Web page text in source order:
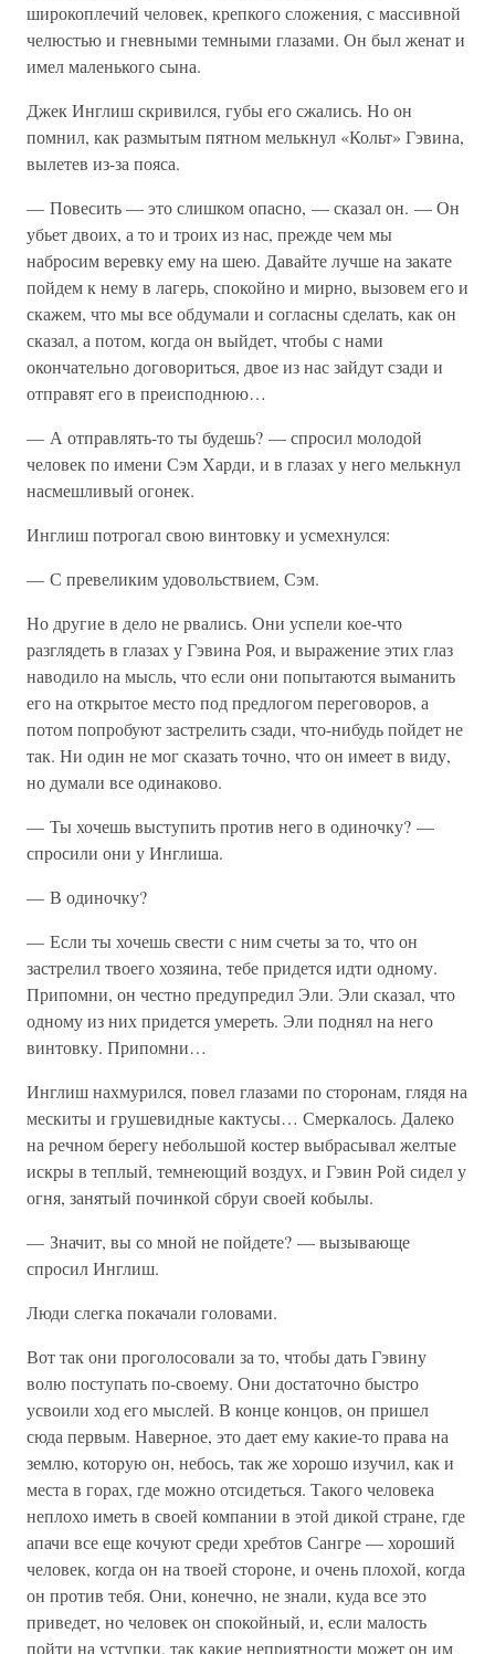
широкоплечий человек, крепкого сложения, с массивной
челюстью и гневными темными глазами. Он был женат и
имел маленького сына.
Джек Инглиш скривился, губы его сжались. Но он
помнил, как размытым пятном мелькнул «Кольт» Гэвина,
вылетев из-за пояса.
— Повесить — это слишком опасно, — сказал он. — Он
убьет двоих, а то и троих из нас, прежде чем мы
набросим веревку ему на шею. Давайте лучше на закате
пойдем к нему в лагерь, спокойно и мирно, вызовем его и
скажем, что мы все обдумали и согласны сделать, как он
сказал, а потом, когда он выйдет, чтобы с нами
окончательно договориться, двое из нас зайдут сзади и
отправят его в преисподнюю…
— А отправлять-то ты будешь? — спросил молодой
человек по имени Сэм Харди, и в глазах у него мелькнул
насмешливый огонек.
Инглиш потрогал свою винтовку и усмехнулся:
— С превеликим удовольствием, Сэм.
Но другие в дело не рвались. Они успели кое-что
разглядеть в глазах у Гэвина Роя, и выражение этих глаз
наводило на мысль, что если они попытаются выманить
его на открытое место под предлогом переговоров, а
потом попробуют застрелить сзади, что-нибудь пойдет не
так. Ни один не мог сказать точно, что он имеет в виду,
но думали все одинаково.
— Ты хочешь выступить против него в одиночку? —
спросили они у Инглиша.
— В одиночку?
— Если ты хочешь свести с ним счеты за то, что он
застрелил твоего хозяина, тебе придется идти одному.
Припомни, он честно предупредил Эли. Эли сказал, что
одному из них придется умереть. Эли поднял на него
винтовку. Припомни…
Инглиш нахмурился, повел глазами по сторонам, глядя на
мескиты и грушевидные кактусы… Смеркалось. Далеко
на речном берегу небольшой костер выбрасывал желтые
искры в теплый, темнеющий воздух, и Гэвин Рой сидел у
огня, занятый починкой сбруи своей кобылы.
— Значит, вы со мной не пойдете? — вызывающе
спросил Инглиш.
Люди слегка покачали головами.
Вот так они проголосовали за то, чтобы дать Гэвину
волю поступать по-своему. Они достаточно быстро
усвоили ход его мыслей. В конце концов, он пришел
сюда первым. Наверное, это дает ему какие-то права на
землю, которую он, небось, так же хорошо изучил, как и
места в горах, где можно отсидеться. Такого человека
неплохо иметь в своей компании в этой дикой стране, где
апачи все еще кочуют среди хребтов Сангре — хороший
человек, когда он на твоей стороне, и очень плохой, когда
он против тебя. Они, конечно, не знали, куда все это
приведет, но человек он спокойный, и, если малость
пойти на уступки, так какие неприятности может он им